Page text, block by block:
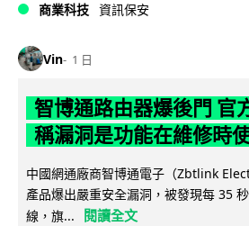
商業科技 資訊保安
Vin 1 日
智博通路由器爆後門 官
稱漏洞是功能在維修時
中國網通廠商智博通電子（Zbtlink
產品爆出嚴重安全漏洞，被發現每 35
線，旗...
閱讀全文